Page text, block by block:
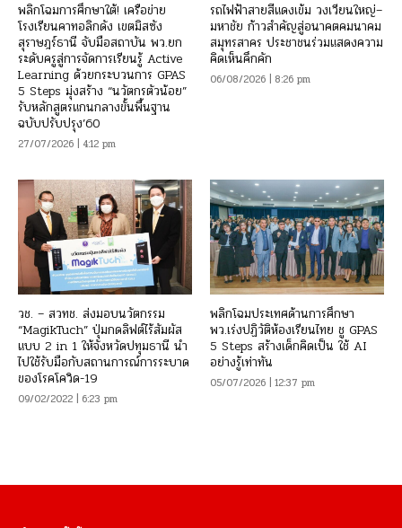
พลิกโฉมการศึกษาใต้! เครือข่าย
โรงเรียนคาทอลิกดัง เขตมิสซัง
สุราษฎร์ธานี จับมือสถาบัน พว.ยก
ระดับครูสู่การจัดการเรียนรู้ Active
Learning ด้วยกระบวนการ GPAS
5 Steps มุ่งสร้าง “นวัตกรตัวน้อย”
รับหลักสูตรแกนกลางขั้นพื้นฐาน
ฉบับปรับปรุง’60
27/07/2026 | 4:12 pm
รถไฟฟ้าสายสีแดงเข้ม วงเวียนใหญ่–
มหาชัย ก้าวสำคัญสู่อนาคตคมนาคม
สมุทรสาคร ประชาชนร่วมแสดงความ
คิดเห็นคึกคัก
06/08/2026 | 8:26 pm
วช. – สวทช. ส่งมอบนวัตกรรม
“MagikTuch” ปุ่มกดลิฟต์ไร้สัมผัส
แบบ 2 in 1 ให้จังหวัดปทุมธานี นำ
ไปใช้รับมือกับสถานการณ์การระบาด
ของโรคโควิด-19
09/02/2022 | 6:23 pm
พลิกโฉมประเทศด้านการศึกษา
พว.เร่งปฏิวัติห้องเรียนไทย ชู GPAS
5 Steps สร้างเด็กคิดเป็น ใช้ AI
อย่างรู้เท่าทัน
05/07/2026 | 12:37 pm